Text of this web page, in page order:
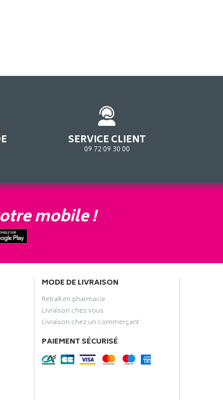
SERVICE CLIENT
09 72 09 30 00
mobile !
MODE DE LIVRAISON
Retrait en pharmacie
Livraison chez vous
Livraison chez un commerçant
PAIEMENT SÉCURISÉ